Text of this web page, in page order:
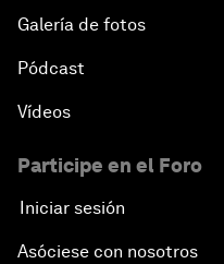
Galería de fotos
Pódcast
Vídeos
Participe en el Foro
Iniciar sesión
Asóciese con nosotros